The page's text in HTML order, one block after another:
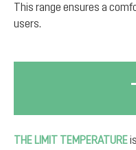
This range ensures a
users.
THE LIMIT TEMPERATURE